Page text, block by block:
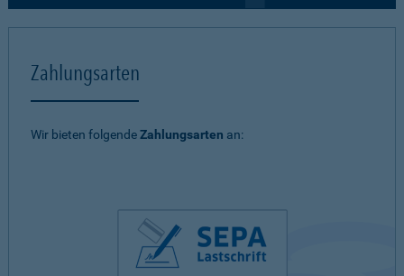
Zahlungsarten
Wir bieten folgendeZahlungsarten an: